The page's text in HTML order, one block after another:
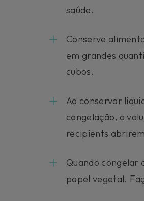
saúde.
Conserve
em grandes
cubos.
Ao conservar
congelação, o
recipients
Quando congelar
papel vegetal.